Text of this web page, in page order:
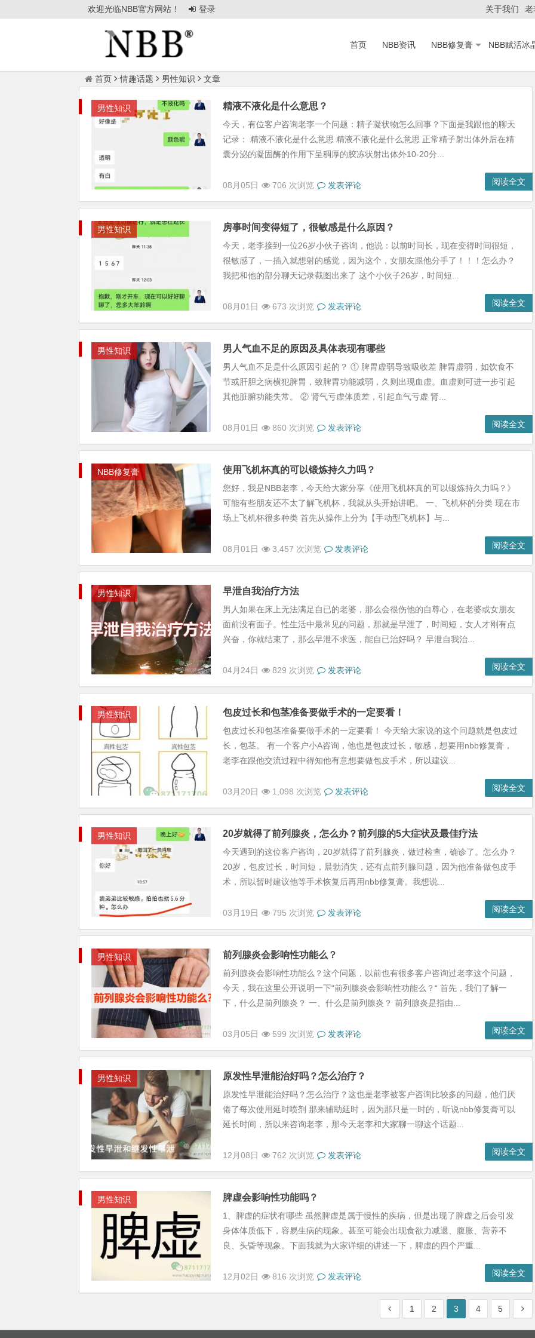
欢迎光临NBB官方网站！ 登录 关于我们 老
首页 NBB资讯 NBB修复膏 NBB赋活冰
首页 情趣话题 男性知识 文章
男性知识 精液不液化是什么意思？
今天，有位客户咨询老李一个问题：精子凝状物怎么回事？下面是我跟他的聊天
记录： 精液不液化是什么意思 精液不液化是什么意思 正常精子射出体外后在精
囊分泌的凝固酶的作用下呈稠厚的胶冻状射出体外10-20分...
08月05日 706 次浏览 发表评论 阅读全文
男性知识 房事时间变得短了，很敏感是什么原因？
今天，老李接到一位26岁小伙子咨询，他说：以前时间长，现在变得时间很短，
很敏感了，一插入就想射的感觉，因为这个，女朋友跟他分手了！！！怎么办？
我把和他的部分聊天记录截图出来了 这个小伙子26岁，时间短...
08月01日 673 次浏览 发表评论 阅读全文
男性知识 男人气血不足的原因及具体表现有哪些
男人气血不足是什么原因引起的？ ① 脾胃虚弱导致吸收差 脾胃虚弱，如饮食不
节或肝胆之病横犯脾胃，致脾胃功能减弱，久则出现血虚。血虚则可进一步引起
其他脏腑功能失常。 ② 肾气亏虚体质差，引起血气亏虚 肾...
08月01日 860 次浏览 发表评论 阅读全文
NBB修复膏 使用飞机杯真的可以锻炼持久力吗？
您好，我是NBB老李，今天给大家分享《使用飞机杯真的可以锻炼持久力吗？》
可能有些朋友还不太了解飞机杯，我就从头开始讲吧。 一、飞机杯的分类 现在市
场上飞机杯很多种类 首先从操作上分为【手动型飞机杯】与...
08月01日 3,457 次浏览 发表评论 阅读全文
男性知识 早泄自我治疗方法
男人如果在床上无法满足自已的老婆，那么会很伤他的自尊心，在老婆或女朋友
面前没有面子。性生活中最常见的问题，那就是早泄了，时间短，女人才刚有点
兴奋，你就结束了，那么早泄不求医，能自已治好吗？ 早泄自我治...
04月24日 829 次浏览 发表评论 阅读全文
男性知识 包皮过长和包茎准备要做手术的一定要看！
包皮过长和包茎准备要做手术的一定要看！ 今天给大家说的这个问题就是包皮过
长，包茎。 有一个客户小A咨询，他也是包皮过长，敏感，想要用nbb修复膏，
老李在跟他交流过程中得知他有意想要做包皮手术，所以建议...
03月20日 1,098 次浏览 发表评论 阅读全文
男性知识 20岁就得了前列腺炎，怎么办？前列腺的5大症状及最佳疗法
今天遇到的这位客户咨询，20岁就得了前列腺炎，做过检查，确诊了。怎么办？
20岁，包皮过长，时间短，晨勃消失，还有点前列腺问题，因为他准备做包皮手
术，所以暂时建议他等手术恢复后再用nbb修复膏。我想说...
03月19日 795 次浏览 发表评论 阅读全文
男性知识 前列腺炎会影响性功能么？
前列腺炎会影响性功能么？这个问题，以前也有很多客户咨询过老李这个问题，
今天，我在这里公开说明一下“前列腺炎会影响性功能么？“ 首先，我们了解一
下，什么是前列腺炎？ 一、什么是前列腺炎？ 前列腺炎是指由...
03月05日 599 次浏览 发表评论 阅读全文
男性知识 原发性早泄能治好吗？怎么治疗？
原发性早泄能治好吗？怎么治疗？这也是老李被客户咨询比较多的问题，他们厌
倦了每次使用延时喷剂 那来辅助延时，因为那只是一时的，听说nbb修复膏可以
延长时间，所以来咨询老李，那今天老李和大家聊一聊这个话题...
12月08日 762 次浏览 发表评论 阅读全文
男性知识 脾虚会影响性功能吗？
1、脾虚的症状有哪些 虽然脾虚是属于慢性的疾病，但是出现了脾虚之后会引发
身体体质低下，容易生病的现象。甚至可能会出现食欲力减退、腹胀、营养不
良、头昏等现象。下面我就为大家详细的讲述一下，脾虚的四个严重...
12月02日 816 次浏览 发表评论 阅读全文
1 2 3 4 5